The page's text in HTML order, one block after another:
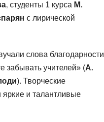
, студенты 1 курса М.
с лирической
слова благодарности
забывать учителей» (А.
). Творческие
яркие и талантливые